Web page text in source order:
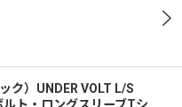
ク）UNDER VOLT L/S